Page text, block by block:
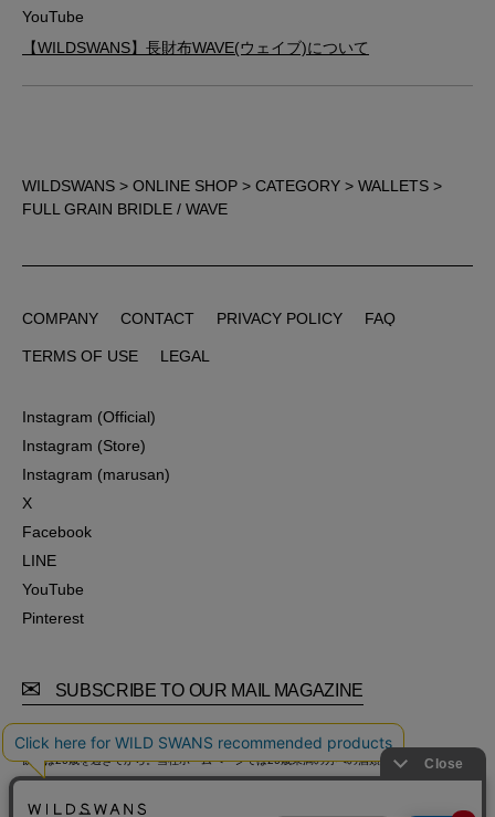
YouTube
【WILDSWANS】長財布WAVE(ウェイブ)について
WILDSWANS > ONLINE SHOP > CATEGORY > WALLETS >
FULL GRAIN BRIDLE / WAVE
COMPANY
CONTACT
PRIVACY POLICY
FAQ
TERMS OF USE
LEGAL
Instagram (Official)
Instagram (Store)
Instagram (marusan)
X
Facebook
LINE
YouTube
Pinterest
SUBSCRIBE TO OUR MAIL MAGAZINE
飲酒は20歳を過ぎてから。当社ホームページでは20歳未満の方への酒類の販売は行ってお
りません。
飲酒運転は法律で禁止されています。妊娠中や授乳時の飲酒は、胎児乳児に悪影響を与え